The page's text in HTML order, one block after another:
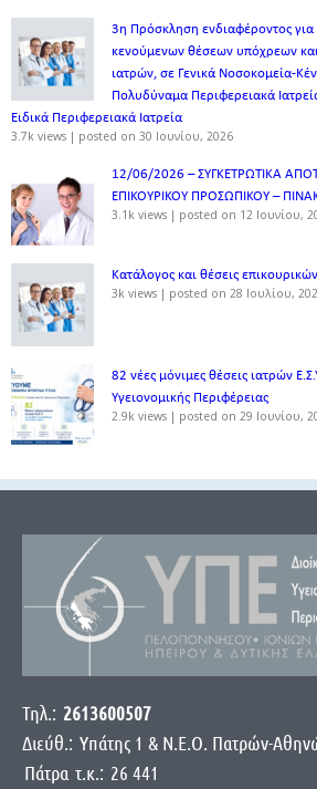
3η Πρόσκληση ενδιαφέροντος
κενούμενων θέσεων υπόχρεων
ιατρών, σε Γενικά Νοσοκομεία-
Πολυδύναμα Περιφερειακά
Ειδικά Περιφερειακά Ιατρεία
3.7k views | posted on 30 Ιουνίου, 2026
12/06/2026 – ΣΥΓΚΕΤΡΩΤΙΚΑ
ΕΠΙΚΟΥΡΙΚΟΥ ΠΡΟΣΩΠΙΚΟΥ –
3.1k views | posted on 12 Ιουνίου,
Κατάλογος και θέσεις
3k views | posted on 28 Ιουλίου,
82 νέες μόνιμες θέσεις ιατρών
Υγειονομικής Περιφέρειας
2.9k views | posted on 29 Ιουνίου,
Τηλ.: 2613600507
Διεύθ.: Yπάτης 1 & Ν.Ε.Ο. Πατρών-
Πάτρα τ.κ.: 26 441